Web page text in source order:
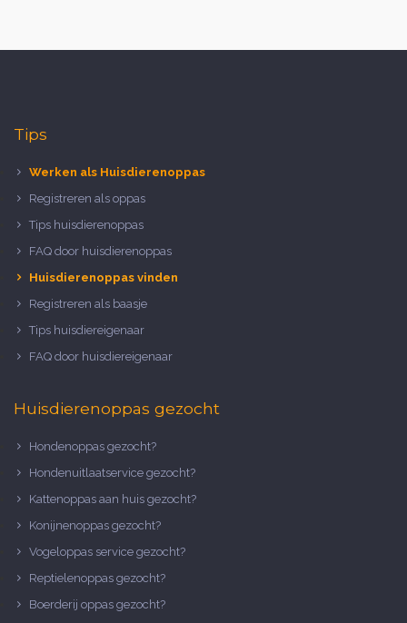
Tips
Werken als Huisdierenoppas
Registreren als oppas
Tips huisdierenoppas
FAQ door huisdierenoppas
Huisdierenoppas vinden
Registreren als baasje
Tips huisdiereigenaar
FAQ door huisdiereigenaar
Huisdierenoppas gezocht
Hondenoppas gezocht?
Hondenuitlaatservice gezocht?
Kattenoppas aan huis gezocht?
Konijnenoppas gezocht?
Vogeloppas service gezocht?
Reptielenoppas gezocht?
Boerderij oppas gezocht?